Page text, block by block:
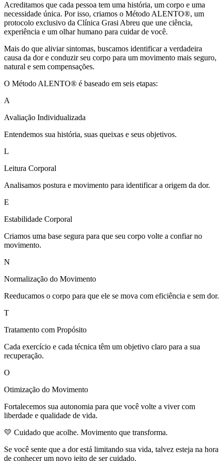
Acreditamos que cada pessoa tem uma história, um corpo e uma
necessidade única. Por isso, criamos o Método ALENTO®, um
protocolo exclusivo da Clínica Grasi Abreu que une ciência,
experiência e um olhar humano para cuidar de você.
Mais do que aliviar sintomas, buscamos identificar a verdadeira
causa da dor e conduzir seu corpo para um movimento mais seguro,
natural e sem compensações.
O Método ALENTO® é baseado em seis etapas:
A
Avaliação Individualizada
Entendemos sua história, suas queixas e seus objetivos.
L
Leitura Corporal
Analisamos postura e movimento para identificar a origem da dor.
E
Estabilidade Corporal
Criamos uma base segura para que seu corpo volte a confiar no
movimento.
N
Normalização do Movimento
Reeducamos o corpo para que ele se mova com eficiência e sem dor.
T
Tratamento com Propósito
Cada exercício e cada técnica têm um objetivo claro para a sua
recuperação.
O
Otimização do Movimento
Fortalecemos sua autonomia para que você volte a viver com
liberdade e qualidade de vida.
💛 Cuidado que acolhe. Movimento que transforma.
Se você sente que a dor está limitando sua vida, talvez esteja na hora
de conhecer um novo jeito de ser cuidado.